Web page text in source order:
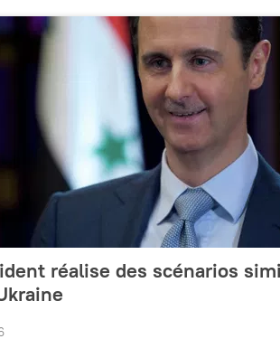
réalise des scénarios